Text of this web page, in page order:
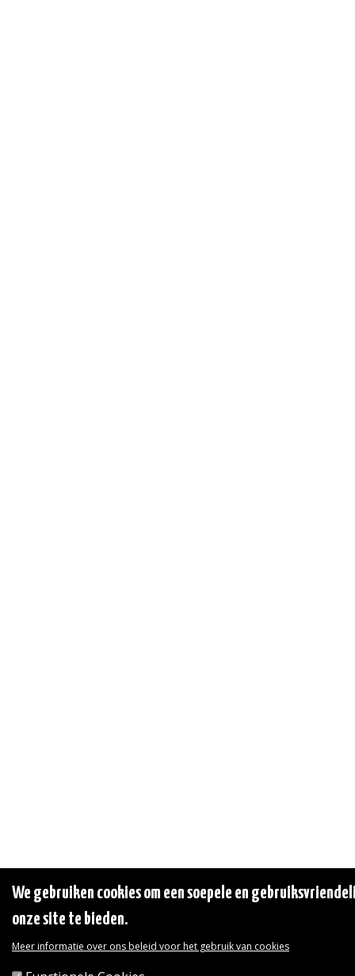
We gebruiken cookies om een soepele en
onze site te bieden.
Meer informatie over ons beleid voor het gebruik van cookies